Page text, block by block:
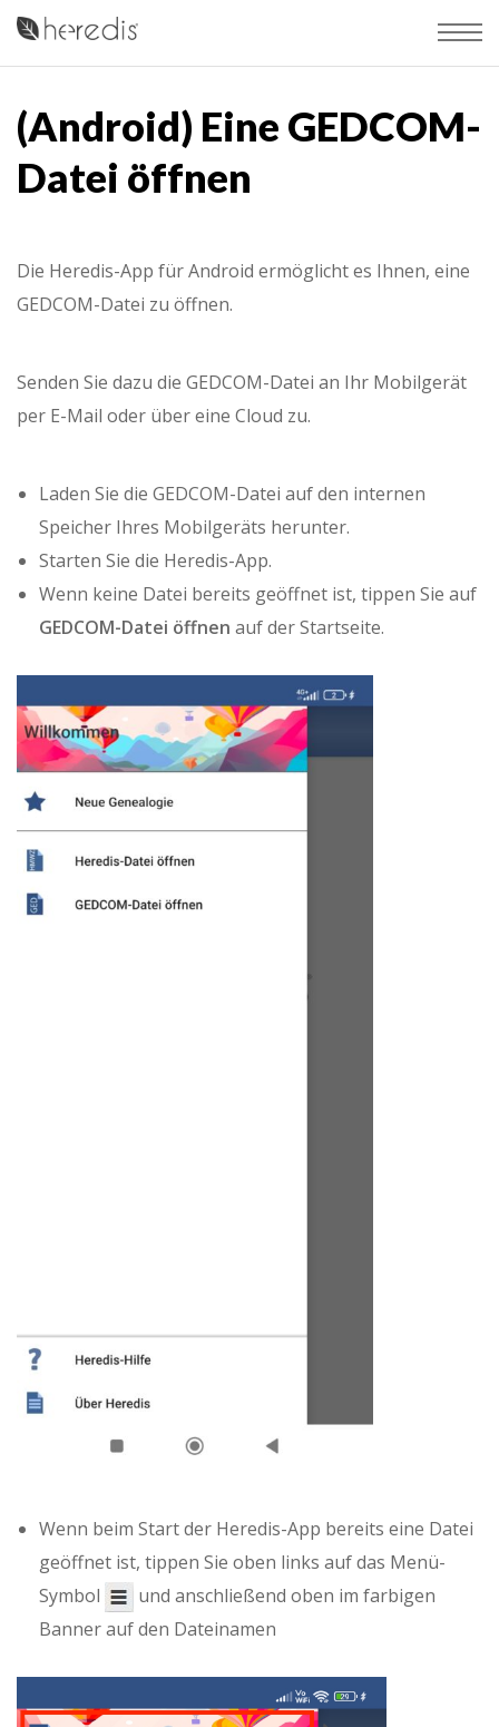
(Android) Eine GEDCOM-
Datei öffnen
Die Heredis-App für Android ermöglicht es Ihnen, eine
GEDCOM-Datei zu öffnen.
Senden Sie dazu die GEDCOM-Datei an Ihr Mobilgerät
per E-Mail oder über eine Cloud zu.
Laden Sie die GEDCOM-Datei auf den internen
Speicher Ihres Mobilgeräts herunter.
Starten Sie die Heredis-App.
Wenn keine Datei bereits geöffnet ist, tippen Sie auf
GEDCOM-Datei öffnen auf der Startseite.
Wenn beim Start der Heredis-App bereits eine Datei
geöffnet ist, tippen Sie oben links auf das Menü-
Symbol
und anschließend oben im farbigen
Banner auf den Dateinamen